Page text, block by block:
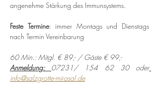
angenehme Stärkung des Immunsystems.
Feste Termine: immer Montags und Dienstags
nach Termin Vereinbarung
60 Min.: Mitgl. € 89,- / Gäste € 99,-
Anmeldung: 07231/ 154 62 30 oder
info@salzgrotte-mirasal.de